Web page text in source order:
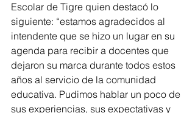
Escolar de Tigre quien destacó lo
siguiente: “estamos agradecidos al
intendente que se hizo un lugar en su
agenda para recibir a docentes que
dejaron su marca durante todos estos
años al servicio de la comunidad
educativa. Pudimos hablar un poco de
sus experiencias, sus expectativas y